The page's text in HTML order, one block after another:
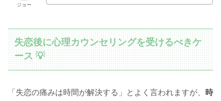
ジョー
失恋後に心理カウンセリングを受けるべきケ
ース 💡
「失恋の痛みは時間が解決する」とよく言われますが、
時